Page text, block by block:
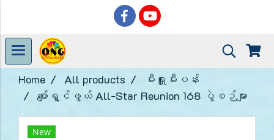
Home All products
မီးရှူးမီးပန်း
ပျော်ရွှင်ဖွယ် All-Star Reunion 168 ပွဲစဉ်များ
New